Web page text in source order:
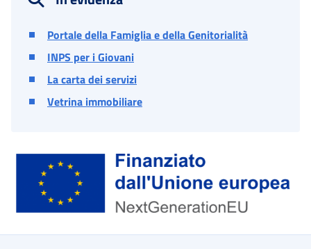
Portale della Famiglia e della Genitorialità
INPS per i Giovani
La carta dei servizi
Vetrina immobiliare